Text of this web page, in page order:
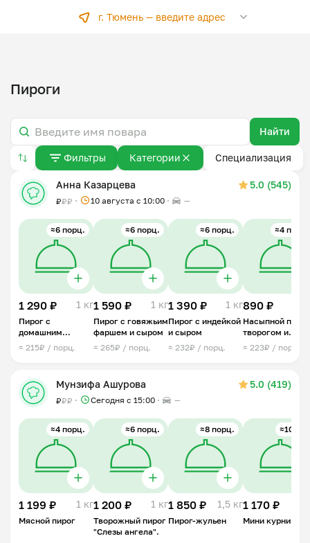
г. Тюмень — введите адрес
Пироги
Найти
Фильтры Категории Специализация
Анна Казарцева 5.0 (545)
₽₽₽ 10 августа с 10:00 —
≈6 порц.
1 290 ₽ 1 кг
Пирог с
домашним
фаршем и сыром
≈ 215₽ / порц.
≈6 порц.
1 590 ₽ 1 кг
Пирог с говяжьим
фаршем и сыром
≈ 265₽ / порц.
≈6 порц.
1 390 ₽ 1 кг
Пирог с индейкой
и сыром
≈ 232₽ / порц.
≈4 порц.
890 ₽
Насыпной
творогом и
джемом
≈ 223₽ / порц.
Мунзифа Ашурова 5.0 (419)
₽₽₽ Сегодня с 15:00 —
≈4 порц.
1 199 ₽ 1 кг
Мясной пирог
≈6 порц.
1 200 ₽ 1 кг
Творожный пирог
"Слезы ангела".
≈8 порц.
1 850 ₽ 1,5 кг
Пирог-жульен
≈10 шт.
1 170 ₽
Мини курники